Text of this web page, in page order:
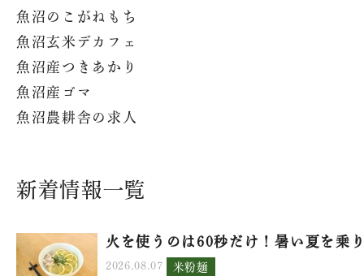
魚沼のこがねもち
魚沼玄米デカフェ
魚沼産つきあかり
魚沼産ゴマ
魚沼農耕舎の求人
新着情報一覧
火を使うのは60秒だけ！暑い夏を乗
2026.08.07 米粉麺